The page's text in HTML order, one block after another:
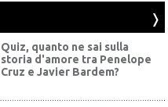
Quiz, quanto ne sai sulla
storia d'amore tra Penelope
Cruz e Javier Bardem?